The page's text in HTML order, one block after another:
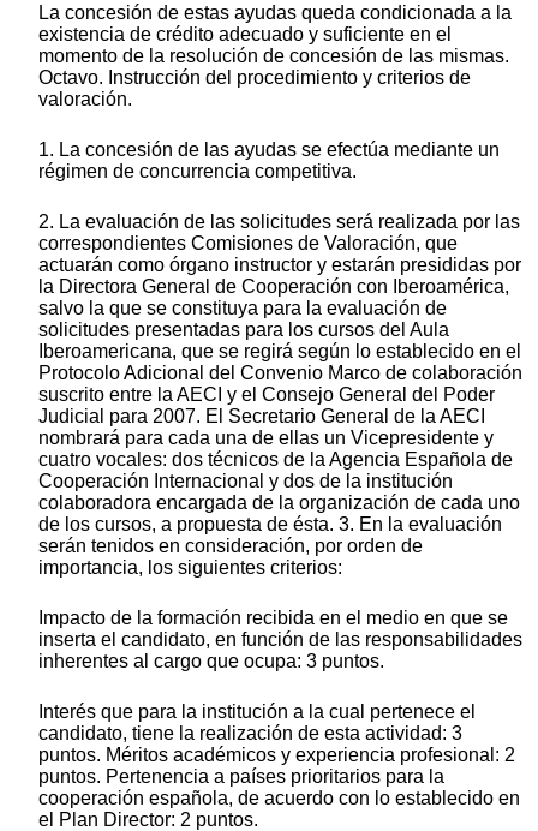
La concesión de estas ayudas queda condicionada a la
existencia de crédito adecuado y suficiente en el
momento de la resolución de concesión de las mismas.
Octavo. Instrucción del procedimiento y criterios de
valoración.
1. La concesión de las ayudas se efectúa mediante un
régimen de concurrencia competitiva.
2. La evaluación de las solicitudes será realizada por las
correspondientes Comisiones de Valoración, que
actuarán como órgano instructor y estarán presididas por
la Directora General de Cooperación con Iberoamérica,
salvo la que se constituya para la evaluación de
solicitudes presentadas para los cursos del Aula
Iberoamericana, que se regirá según lo establecido en el
Protocolo Adicional del Convenio Marco de colaboración
suscrito entre la AECI y el Consejo General del Poder
Judicial para 2007. El Secretario General de la AECI
nombrará para cada una de ellas un Vicepresidente y
cuatro vocales: dos técnicos de la Agencia Española de
Cooperación Internacional y dos de la institución
colaboradora encargada de la organización de cada uno
de los cursos, a propuesta de ésta. 3. En la evaluación
serán tenidos en consideración, por orden de
importancia, los siguientes criterios:
Impacto de la formación recibida en el medio en que se
inserta el candidato, en función de las responsabilidades
inherentes al cargo que ocupa: 3 puntos.
Interés que para la institución a la cual pertenece el
candidato, tiene la realización de esta actividad: 3
puntos. Méritos académicos y experiencia profesional: 2
puntos. Pertenencia a países prioritarios para la
cooperación española, de acuerdo con lo establecido en
el Plan Director: 2 puntos.